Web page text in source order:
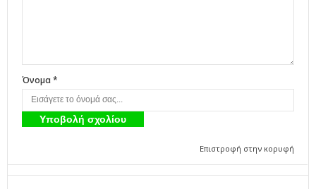
Όνομα *
Επιστροφή στην κορυφή